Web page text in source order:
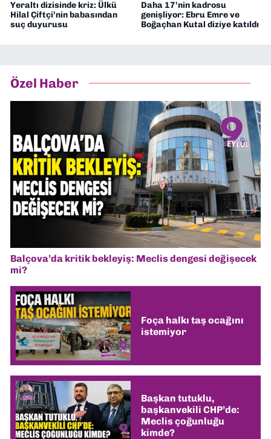
Yeraltı dizisinde kriz: Ülkü
Hilal Çiftçi’nin babasından
suç duyurusu
Daha 17’nin kadrosu
genişliyor: Ebru Emre ve
Boğaçhan Kutal diziye katıldı
Özel Haber
Balçova’da kritik bekleyiş: Meclis dengesi değişecek
mi?
Foça halkı taş ocağını
istemiyor
Başkan tutuklu,
başkanvekili CHP’de:
Meclis çoğunluğu
kimde?